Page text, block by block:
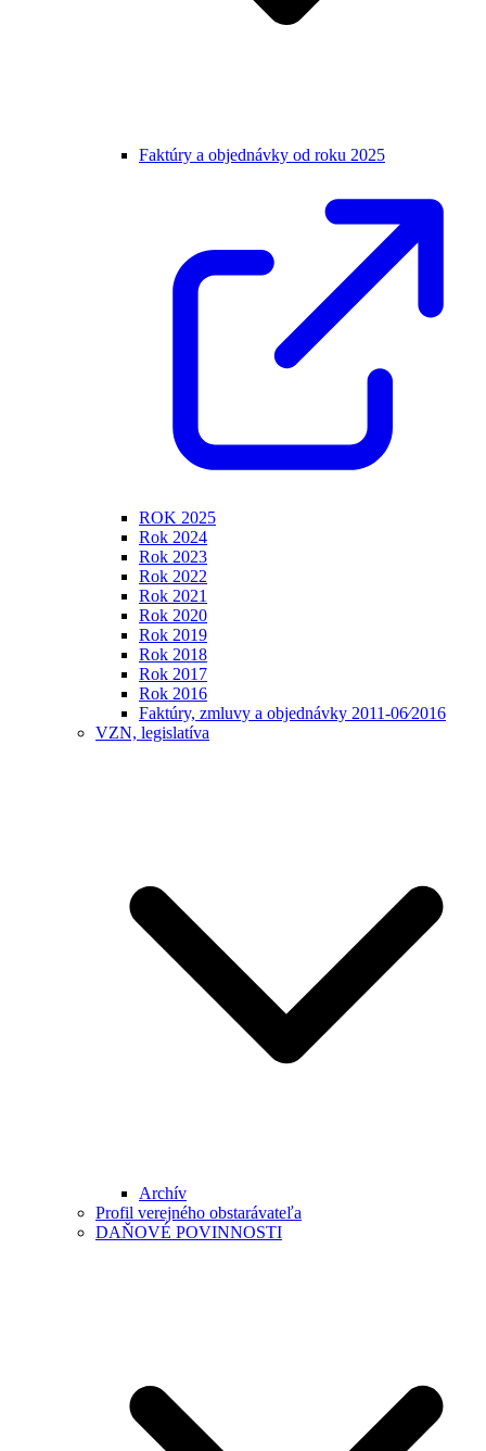
Faktúry a objednávky od roku 2025
ROK 2025
Rok 2024
Rok 2023
Rok 2022
Rok 2021
Rok 2020
Rok 2019
Rok 2018
Rok 2017
Rok 2016
Faktúry, zmluvy a objednávky 2011-06⁄2016
VZN, legislatíva
Archív
Profil verejného obstarávateľa
DAŇOVÉ POVINNOSTI